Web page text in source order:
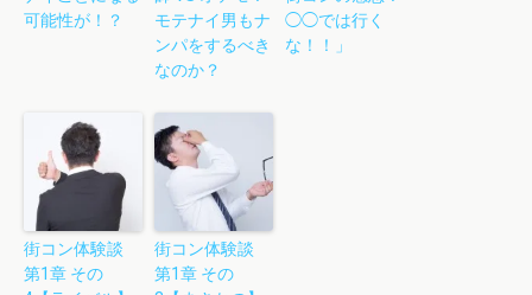
可能性が！？
モテナイ男もナ
ンパをするべき
なのか？
◯◯では行く
な！！」
街コン体験談
第1章 その
街コン体験談
第1章 その